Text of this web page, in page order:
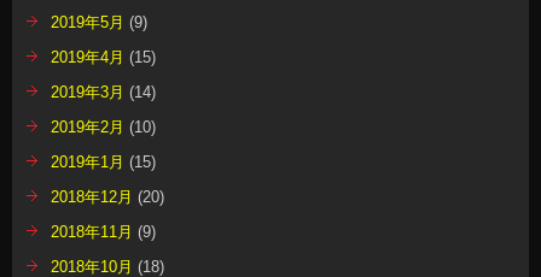
2019年5月 (9)
2019年4月 (15)
2019年3月 (14)
2019年2月 (10)
2019年1月 (15)
2018年12月 (20)
2018年11月 (9)
2018年10月 (18)